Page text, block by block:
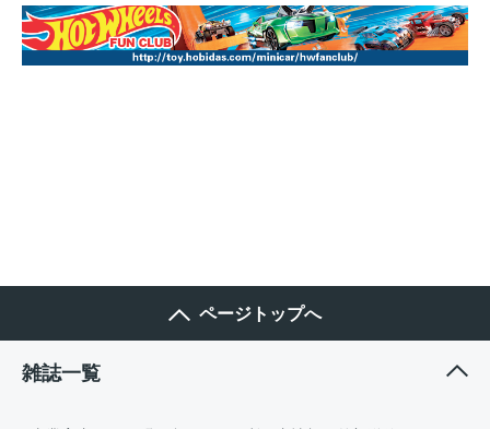
ページトップへ
雑誌一覧